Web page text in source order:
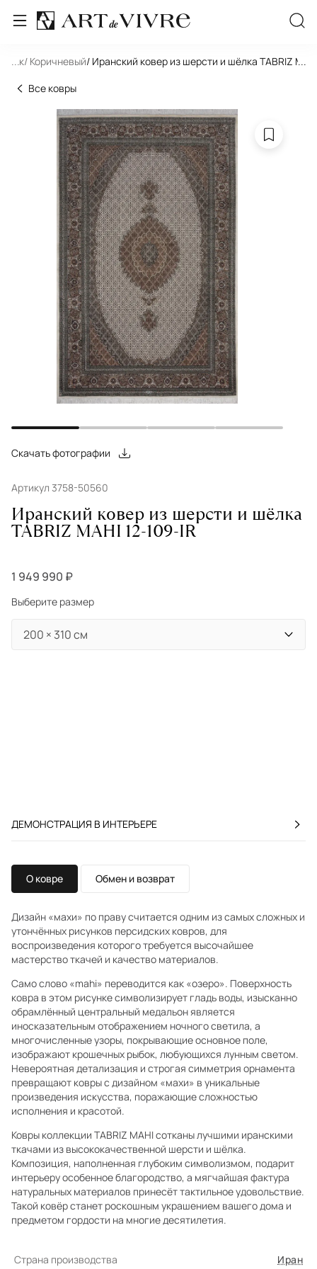
... / Коричневый/ Иранский ковер из шерсти и шёлка TABRIZ ...
Все ковры
Скачать фотографии
Артикул 3758-50560
Иранский ковер из шерсти и шёлка
TABRIZ MAHI 12-109-IR
1 949 990 ₽
Выберите размер
ДЕМОНСТРАЦИЯ В ИНТЕРЬЕРЕ
О ковре Обмен и возврат
Дизайн «махи» по праву считается одним из самых сложных и
утончённых рисунков персидских ковров, для
воспроизведения которого требуется высочайшее
мастерство ткачей и качество материалов.
Само слово «mahi» переводится как «озеро». Поверхность
ковра в этом рисунке символизирует гладь воды, изысканно
обрамлённый центральный медальон является
иносказательным отображением ночного светила, а
многочисленные узоры, покрывающие основное поле,
изображают крошечных рыбок, любующихся лунным светом.
Невероятная детализация и строгая симметрия орнамента
превращают ковры с дизайном «махи» в уникальные
произведения искусства, поражающие сложностью
исполнения и красотой.
Ковры коллекции TABRIZ MAHI сотканы лучшими иранскими
ткачами из высококачественной шерсти и шёлка.
Композиция, наполненная глубоким символизмом, подарит
интерьеру особенное благородство, а мягчайшая фактура
натуральных материалов принесёт тактильное удовольствие.
Такой ковёр станет роскошным украшением вашего дома и
предметом гордости на многие десятилетия.
Страна производства Иран